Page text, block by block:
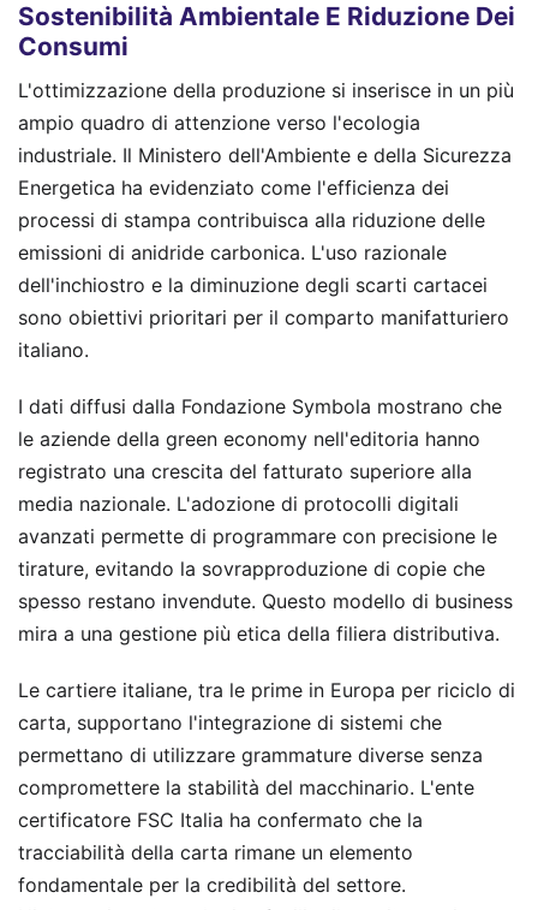
Sostenibilità Ambientale E Riduzione Dei
Consumi
L'ottimizzazione della produzione si inserisce in un più
ampio quadro di attenzione verso l'ecologia
industriale. Il Ministero dell'Ambiente e della Sicurezza
Energetica ha evidenziato come l'efficienza dei
processi di stampa contribuisca alla riduzione delle
emissioni di anidride carbonica. L'uso razionale
dell'inchiostro e la diminuzione degli scarti cartacei
sono obiettivi prioritari per il comparto manifatturiero
italiano.
I dati diffusi dalla Fondazione Symbola mostrano che
le aziende della green economy nell'editoria hanno
registrato una crescita del fatturato superiore alla
media nazionale. L'adozione di protocolli digitali
avanzati permette di programmare con precisione le
tirature, evitando la sovrapproduzione di copie che
spesso restano invendute. Questo modello di business
mira a una gestione più etica della filiera distributiva.
Le cartiere italiane, tra le prime in Europa per riciclo di
carta, supportano l'integrazione di sistemi che
permettano di utilizzare grammature diverse senza
compromettere la stabilità del macchinario. L'ente
certificatore FSC Italia ha confermato che la
tracciabilità della carta rimane un elemento
fondamentale per la credibilità del settore.